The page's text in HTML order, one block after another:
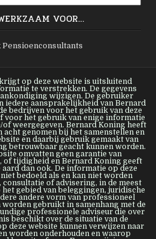
VOOR…
op deze website is uitsluitend
te verstrekken. De gegevens
wijzigen. De gebruiker
iedere aansprakelijkheid van Bernard
bedrijven voor het gebruik van deze
voor het gebruik van enige informatie
weergegeven. Bernard Koning heeft
genomen bij het samenstellen en
en daarbij gebruik gemaakt van
betrouwbaar geacht kunnen worden.
omvatten geen garantie van
of tijdigheid en Bernard Koning geeft
dan ook. De informatie op deze
bedoeld als en kan niet worden
of advisering, in de meest
gebied van beleggingen, juridische
andere vorm van professioneel
worden gebruikt in samenhang met de
professionele adviseur die over
beschikt over de situatie van de
deze website kunnen verwijzen naar
worden onderhouden en waarop